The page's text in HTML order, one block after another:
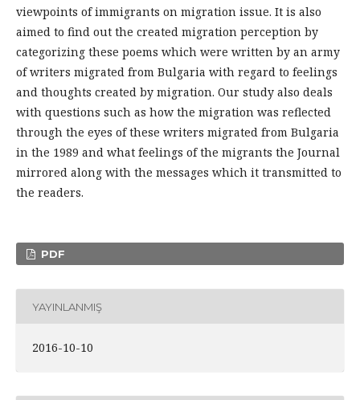
viewpoints of immigrants on migration issue. It is also
aimed to find out the created migration perception by
categorizing these poems which were written by an army
of writers migrated from Bulgaria with regard to feelings
and thoughts created by migration. Our study also deals
with questions such as how the migration was reflected
through the eyes of these writers migrated from Bulgaria
in the 1989 and what feelings of the migrants the Journal
mirrored along with the messages which it transmitted to
the readers.
PDF
YAYINLANMIŞ
2016-10-10